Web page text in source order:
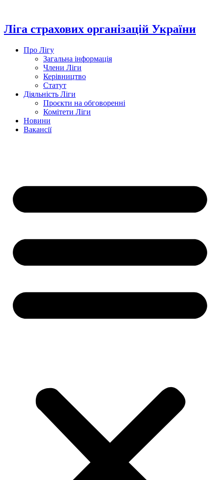
вмісту
Ліга страхових організацій України
Про Лігу
Загальна інформація
Члени Ліги
Керівництво
Статут
Діяльність Ліги
Проєкти на обговоренні
Комітети Ліги
Новини
Вакансії